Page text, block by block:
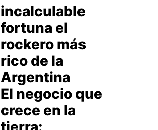
incalculable
fortuna el
rockero más
rico de la
Argentina
El negocio que
crece en la